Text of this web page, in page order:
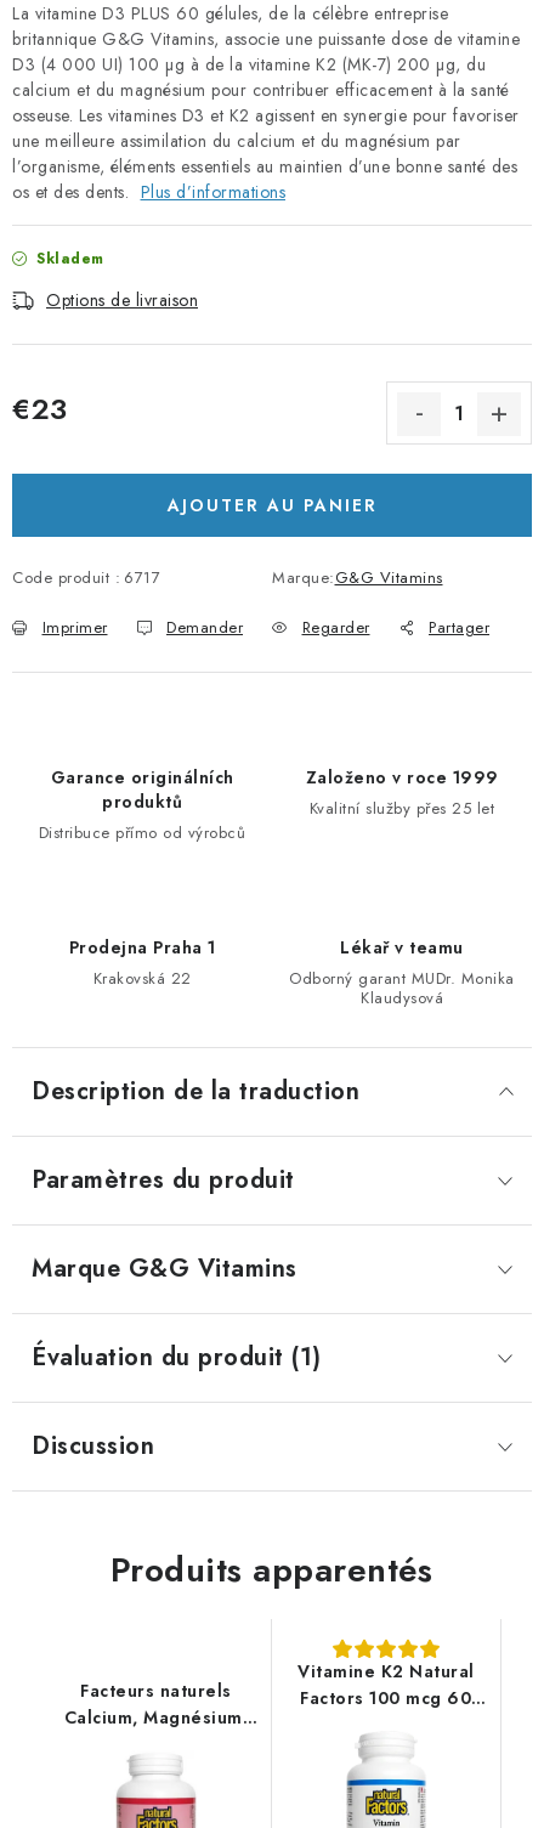
La vitamine D3 PLUS 60 gélules, de la célèbre entreprise
britannique G&G Vitamins, associe une puissante dose de vitamine
D3 (4 000 UI) 100 µg à de la vitamine K2 (MK-7) 200 µg, du
calcium et du magnésium pour contribuer efficacement à la santé
osseuse. Les vitamines D3 et K2 agissent en synergie pour favoriser
une meilleure assimilation du calcium et du magnésium par
l’organisme, éléments essentiels au maintien d’une bonne santé des
os et des dents. Plus d’informations
Skladem
Options de livraison
€23
AJOUTER AU PANIER
Code produit : 6717 Marque:G&G Vitamins
Imprimer Demander Regarder Partager
Garance originálních
produktů
Distribuce přímo od výrobců
Založeno v roce 1999
Kvalitní služby přes 25 let
Prodejna Praha 1
Krakovská 22
Lékař v teamu
Odborný garant MUDr. Monika
Klaudysová
Description de la traduction
Paramètres du produit
Marque G&G Vitamins
Évaluation du produit (1)
Discussion
Produits apparentés
Facteurs naturels
Calcium, Magnésium,
Vitamine K2 Natural
Factors 100 mcg 60